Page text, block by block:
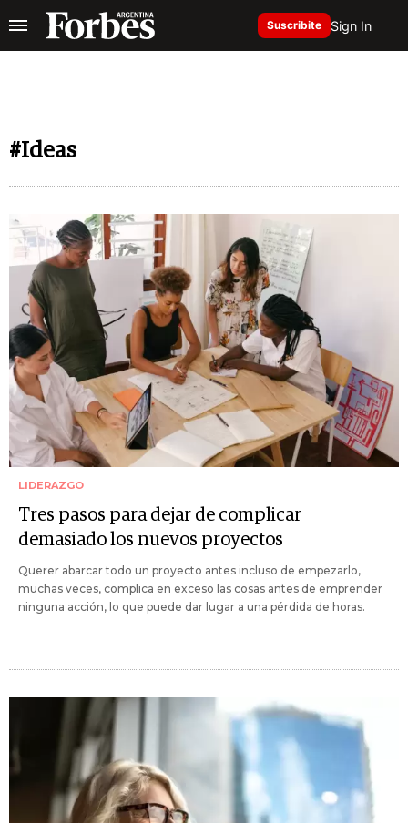
Suscribite Sign In
#Ideas
LIDERAZGO
Tres pasos para dejar de complicar
demasiado los nuevos proyectos
Querer abarcar todo un proyecto antes incluso de empezarlo,
muchas veces, complica en exceso las cosas antes de emprender
ninguna acción, lo que puede dar lugar a una pérdida de horas.